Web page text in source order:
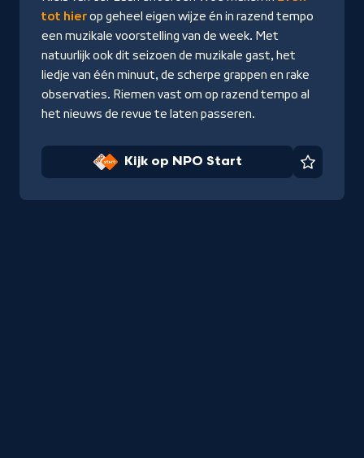
Start
tot hierop geheel eigen wijze én in razend tempo
een muzikale voorstelling van de week. Met
natuurlijk ook dit seizoen de muzikale gast, het
liedje van één minuut, de scherpe grappen en rake
observaties. Riemen vast om op razend tempo al
het nieuws de revue te laten passeren.
Kijk op NPO Start